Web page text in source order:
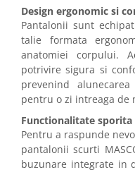
Jachete
Impermeabile
Veste
Reflectorizante
Incaltaminte
Incaltaminte de lucru si
Incaltaminte de oras si
Echipamente medicale
Manusi de protectie
Design ergonomic si
Pantalonii sunt
talie formata
anatomiei corpului.
potrivire sigura si
prevenind
pentru o zi intreaga de
Functionalitate
Pentru a raspunde
pantalonii scurti
buzunare integrate in